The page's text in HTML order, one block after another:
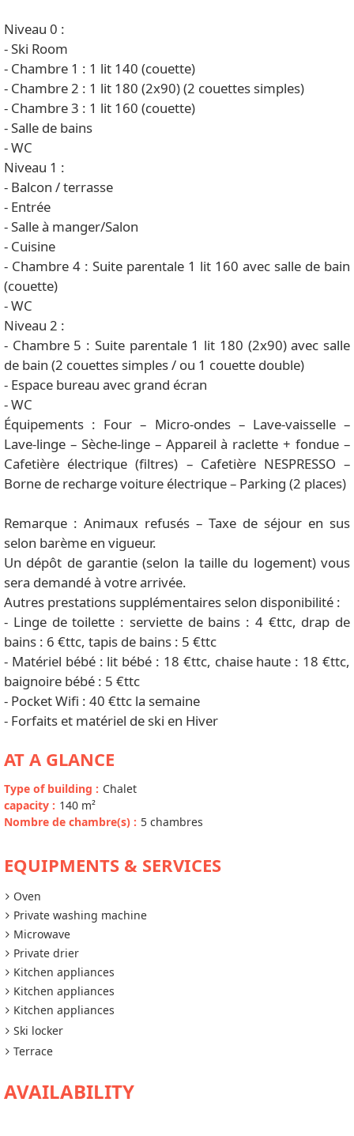
Niveau 0 :
- Ski Room
- Chambre 1 : 1 lit 140 (couette)
- Chambre 2 : 1 lit 180 (2x90) (2 couettes simples)
- Chambre 3 : 1 lit 160 (couette)
- Salle de bains
- WC
Niveau 1 :
- Balcon / terrasse
- Entrée
- Salle à manger/Salon
- Cuisine
- Chambre 4 : Suite parentale 1 lit 160 avec salle de bain
(couette)
- WC
Niveau 2 :
- Chambre 5 : Suite parentale 1 lit 180 (2x90) avec salle
de bain (2 couettes simples / ou 1 couette double)
- Espace bureau avec grand écran
- WC
Équipements : Four – Micro-ondes – Lave-vaisselle –
Lave-linge – Sèche-linge – Appareil à raclette + fondue –
Cafetière électrique (filtres) – Cafetière NESPRESSO –
Borne de recharge voiture électrique – Parking (2 places)
Remarque : Animaux refusés – Taxe de séjour en sus
selon barème en vigueur.
Un dépôt de garantie (selon la taille du logement) vous
sera demandé à votre arrivée.
Autres prestations supplémentaires selon disponibilité :
- Linge de toilette : serviette de bains : 4 €ttc, drap de
bains : 6 €ttc, tapis de bains : 5 €ttc
- Matériel bébé : lit bébé : 18 €ttc, chaise haute : 18 €ttc,
baignoire bébé : 5 €ttc
- Pocket Wifi : 40 €ttc la semaine
- Forfaits et matériel de ski en Hiver
AT A GLANCE
Type of building : Chalet
capacity : 140 m²
Nombre de chambre(s) : 5 chambres
EQUIPMENTS & SERVICES
Oven
Private washing machine
Microwave
Private drier
Kitchen appliances
Kitchen appliances
Kitchen appliances
Ski locker
Terrace
AVAILABILITY